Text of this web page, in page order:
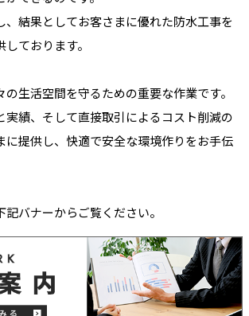
、結果としてお客さまに優れた防水工事を
ております。
生活空間を守るための重要な作業です。
実績、そして直接取引によるコスト削減の
に提供し、快適で安全な環境作りをお手伝
バナーからご覧ください。